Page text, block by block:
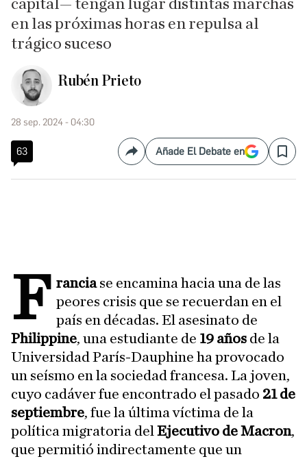
capital— tengan lugar distintas marchas
en las próximas horas en repulsa al
trágico suceso
Rubén Prieto
28 sep. 2024 - 04:30
63 CompartirAñade El Debate en Save
F ranciase encamina hacia una de las
peores crisis que se recuerdan en el
país en décadas. El asesinato de
Philippine, una estudiante de 19 años de la
Universidad París-Dauphine ha provocado
un seísmo en la sociedad francesa. La joven,
cuyo cadáver fue encontrado el pasado 21 de
septiembre, fue la última víctima de la
política migratoria del Ejecutivo de Macron,
que permitió indirectamente que un